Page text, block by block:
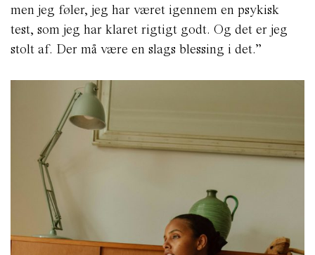
men jeg føler, jeg har været igennem en psykisk
test, som jeg har klaret rigtigt godt. Og det er jeg
stolt af. Der må være en slags blessing i det.”